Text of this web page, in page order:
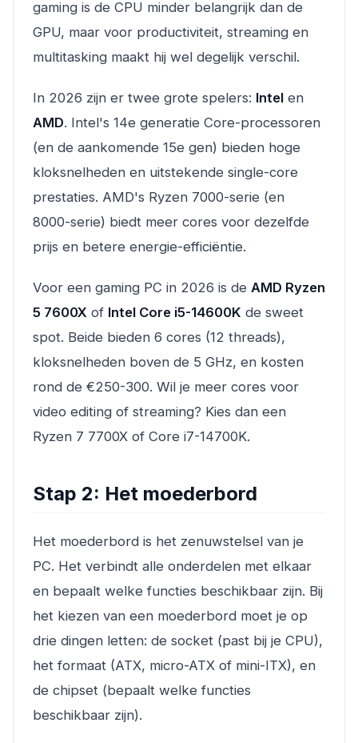
gaming is de CPU minder belangrijk dan de
GPU, maar voor productiviteit, streaming en
multitasking maakt hij wel degelijk verschil.
In 2026 zijn er twee grote spelers: Intel en
AMD. Intel's 14e generatie Core-processoren
(en de aankomende 15e gen) bieden hoge
kloksnelheden en uitstekende single-core
prestaties. AMD's Ryzen 7000-serie (en
8000-serie) biedt meer cores voor dezelfde
prijs en betere energie-efficiëntie.
Voor een gaming PC in 2026 is de AMD Ryzen
5 7600X of Intel Core i5-14600K de sweet
spot. Beide bieden 6 cores (12 threads),
kloksnelheden boven de 5 GHz, en kosten
rond de €250-300. Wil je meer cores voor
video editing of streaming? Kies dan een
Ryzen 7 7700X of Core i7-14700K.
Stap 2: Het moederbord
Het moederbord is het zenuwstelsel van je
PC. Het verbindt alle onderdelen met elkaar
en bepaalt welke functies beschikbaar zijn. Bij
het kiezen van een moederbord moet je op
drie dingen letten: de socket (past bij je CPU),
het formaat (ATX, micro-ATX of mini-ITX), en
de chipset (bepaalt welke functies
beschikbaar zijn).